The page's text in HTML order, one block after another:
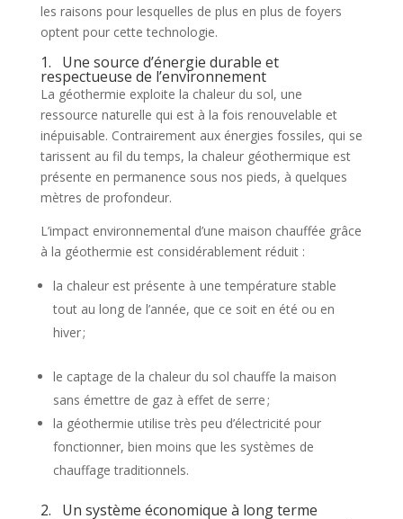
les raisons pour lesquelles de plus en plus de foyers
optent pour cette technologie.
1. Une source d’énergie durable et
respectueuse de l’environnement
La géothermie exploite la chaleur du sol, une
ressource naturelle qui est à la fois renouvelable et
inépuisable. Contrairement aux énergies fossiles, qui se
tarissent au fil du temps, la chaleur géothermique est
présente en permanence sous nos pieds, à quelques
mètres de profondeur.
L’impact environnemental d’une maison chauffée grâce
à la géothermie est considérablement réduit :
la chaleur est présente à une température stable
tout au long de l’année, que ce soit en été ou en
hiver ;
le captage de la chaleur du sol chauffe la maison
sans émettre de gaz à effet de serre ;
la géothermie utilise très peu d’électricité pour
fonctionner, bien moins que les systèmes de
chauffage traditionnels.
2. Un système économique à long terme